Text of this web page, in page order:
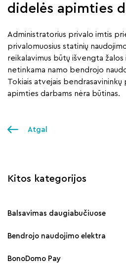
didelės apimties
Administratorius privalo imtis
privalomuosius statinių
reikalavimus būtų išvengta žalos
netinkama namo bendrojo
Tokiais atvejais bendrasavininkų
apimties darbams nėra būtinas.
Atgal
Kitos kategorijos
Balsavimas daugiabučiuose
Bendrojo naudojimo elektra
BonoDomo Pay